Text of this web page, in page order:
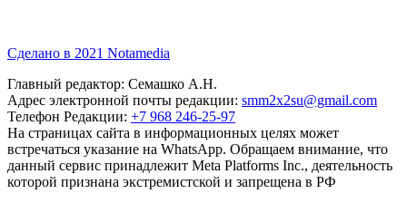
Сделано в 2021 Notamedia
Главный редактор: Семашко А.Н.
Адрес электронной почты редакции: smm2x2su@gmail.com
Телефон Редакции: +7 968 246-25-97
На страницах сайта в информационных целях может
встречаться указание на WhatsApp. Обращаем внимание, что
данный сервис принадлежит Meta Platforms Inc., деятельность
которой признана экстремистской и запрещена в РФ